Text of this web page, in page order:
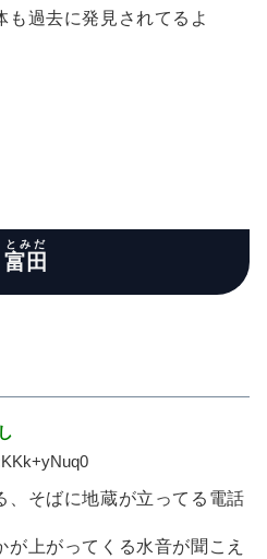
も過去に発見されてるよ
富田
とみだ
KKk+yNuq0
、そばに地蔵が立ってる電話
が上がってくる水音が聞こえ